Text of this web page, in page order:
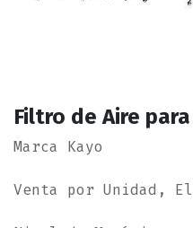
Filtro de Aire
Marca Kayo
Venta por Unidad,